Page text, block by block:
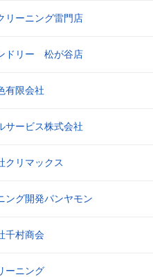
リーニング雷門店
ドリー 松が谷店
有限会社
サービス株式会社
クリマックス
ング開発パンヤモン
千村商会
ーニング